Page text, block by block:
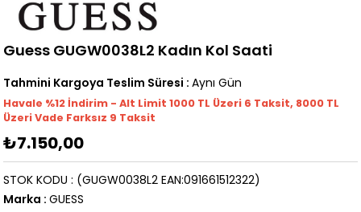
Guess GUGW0038L2 Kadın Kol Saati
Tahmini Kargoya Teslim Süresi : Aynı Gün
Havale %12 İndirim - Alt Limit 1000 TL Üzeri 6 Taksit, 8000 TL
Üzeri Vade Farksız 9 Taksit
₺7.150,00
(GUGW0038L2 EAN:091661512322)
STOK KODU
Marka : GUESS